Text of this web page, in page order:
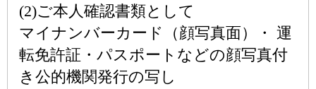
(2)ご本人確認書類として
マイナンバーカード（顔写真面）・ 運
転免許証・パスポートなどの顔写真付
き公的機関発行の写し